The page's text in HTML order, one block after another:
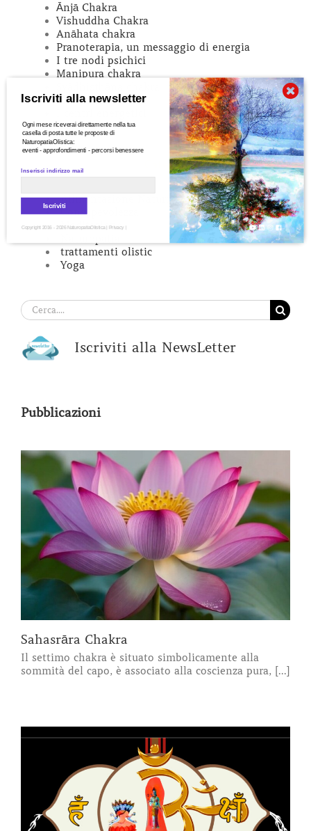
Ānjā Chakra
Vishuddha Chakra
Anāhata chakra
Pranoterapia, un messaggio di energia
I tre nodi psichici
Manipura chakra
Mulādhāra chakra
Categorie
Alimentazione Naturale
Consapevolezza
Meditazione
trattamenti olistic
Yoga
Cerca
per:
Iscriviti alla NewsLetter
Pubblicazioni
Sahasrāra Chakra
Il settimo chakra è situato simbolicamente alla
sommità del capo, è associato alla coscienza pura, [...]
Iscriviti alla newsletter
Ogni mese riceverai direttamente nella tua
casella di posta tutte le proposte di
NaturopatiaOlistica:
eventi - approfondimenti - percorsi benessere
Inserisci indirizzo mail
Iscriviti
Copyright 2016 - 2026 NaturopatiaOlistica | Privacy |